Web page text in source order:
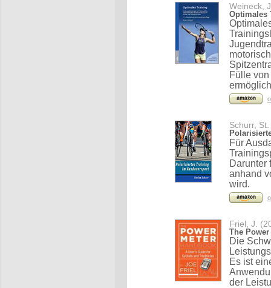
Weineck,
Optimales
Fülle
Schurr,
Für
Darunter
anhand
wird.
Friel, J.
The
Die
Es ist
der